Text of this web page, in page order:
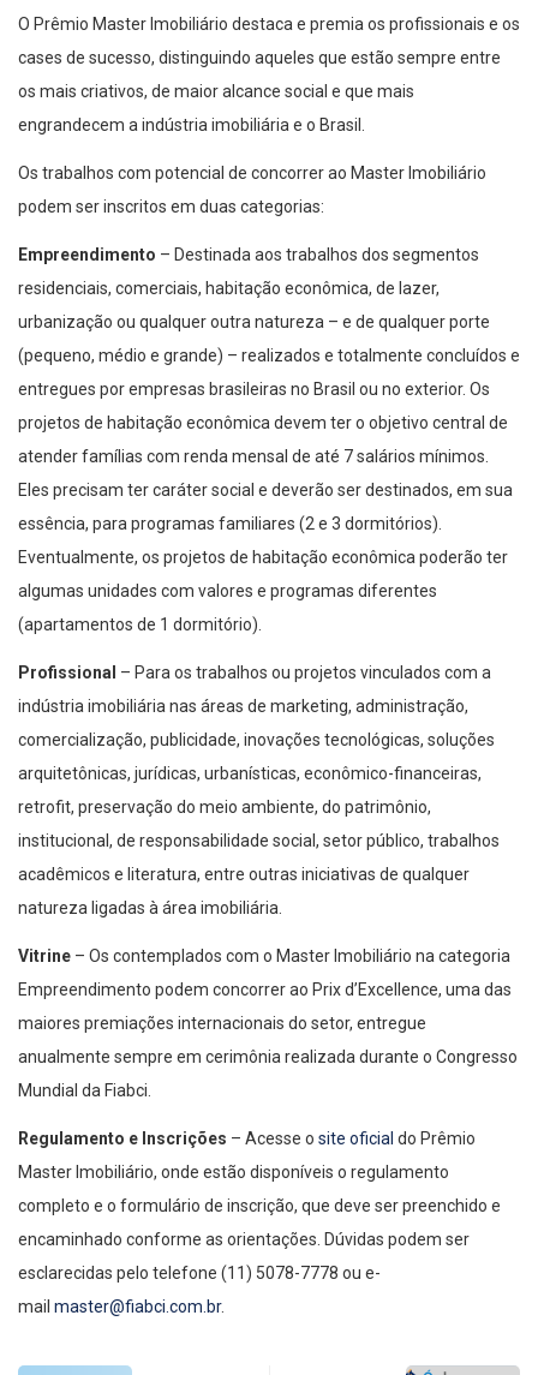
O Prêmio Master Imobiliário destaca e premia os profissionais e os
cases de sucesso, distinguindo aqueles que estão sempre entre
os mais criativos, de maior alcance social e que mais
engrandecem a indústria imobiliária e o Brasil.
Os trabalhos com potencial de concorrer ao Master Imobiliário
podem ser inscritos em duas categorias:
Empreendimento – Destinada aos trabalhos dos segmentos
residenciais, comerciais, habitação econômica, de lazer,
urbanização ou qualquer outra natureza – e de qualquer porte
(pequeno, médio e grande) – realizados e totalmente concluídos e
entregues por empresas brasileiras no Brasil ou no exterior. Os
projetos de habitação econômica devem ter o objetivo central de
atender famílias com renda mensal de até 7 salários mínimos.
Eles precisam ter caráter social e deverão ser destinados, em sua
essência, para programas familiares (2 e 3 dormitórios).
Eventualmente, os projetos de habitação econômica poderão ter
algumas unidades com valores e programas diferentes
(apartamentos de 1 dormitório).
Profissional – Para os trabalhos ou projetos vinculados com a
indústria imobiliária nas áreas de marketing, administração,
comercialização, publicidade, inovações tecnológicas, soluções
arquitetônicas, jurídicas, urbanísticas, econômico-financeiras,
retrofit, preservação do meio ambiente, do patrimônio,
institucional, de responsabilidade social, setor público, trabalhos
acadêmicos e literatura, entre outras iniciativas de qualquer
natureza ligadas à área imobiliária.
Vitrine – Os contemplados com o Master Imobiliário na categoria
Empreendimento podem concorrer ao Prix d’Excellence, uma das
maiores premiações internacionais do setor, entregue
anualmente sempre em cerimônia realizada durante o Congresso
Mundial da Fiabci.
Regulamento e Inscrições – Acesse o site oficial do Prêmio
Master Imobiliário, onde estão disponíveis o regulamento
completo e o formulário de inscrição, que deve ser preenchido e
encaminhado conforme as orientações. Dúvidas podem ser
esclarecidas pelo telefone (11) 5078-7778 ou e-
mail master@fiabci.com.br.